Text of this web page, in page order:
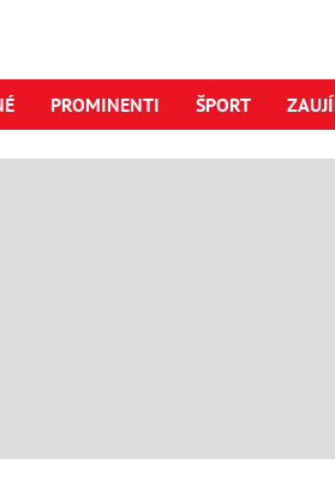
PROMINENTI ŠPORT